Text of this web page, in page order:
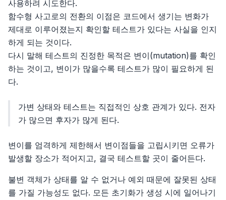
사용하려 시도한다.
함수형 사고로의 전환의 이점은 코드에서 생기는 변화가
제대로 이루어졌는지 확인할 테스트가 있다는 사실을 인지
하게 되는 것이다.
다시 말해 테스트의 진정한 목적은 변이(mutation)를 확인
하는 것이고, 변이가 많을수록 테스트가 많이 필요하게 된
다.
가변 상태와 테스트는 직접적인 상호 관계가 있다. 전자
가 많으면 후자가 많게 된다.
변이를 엄격하게 제한해서 변이점들을 고립시키면 오류가
발생할 장소가 적어지고, 결국 테스트할 곳이 줄어든다.
불변 객체가 상태를 알 수 없거나 예외 때문에 잘못된 상태
를 가질 가능성도 없다. 모든 초기화가 생성 시에 일어나기